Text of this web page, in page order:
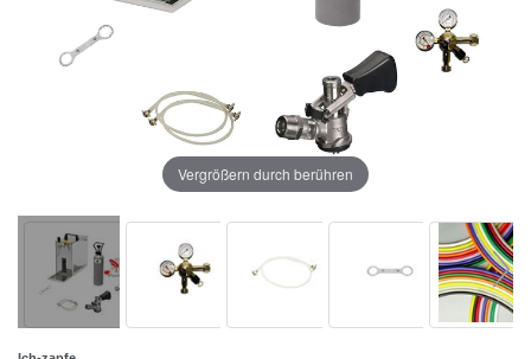
Vergrößern durch berühren